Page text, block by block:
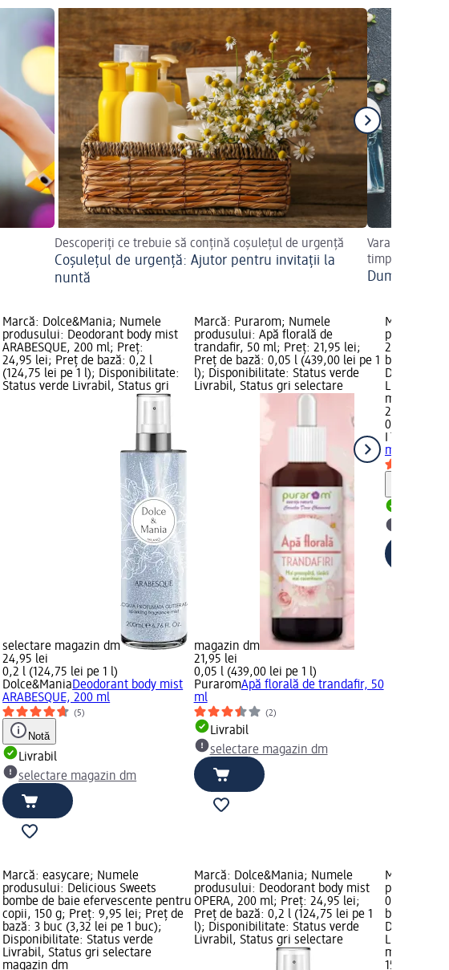
Descoperiți ce trebuie să conțină coșulețul de urgență
Coșulețul de urgență: Ajutor pentru invitații la
nuntă
Vara a venit
timpul să
Marcă: Dolce&Mania; Numele
produsului: Deodorant body mist
ARABESQUE, 200 ml; Preț:
24,95 lei; Preț de bază: 0,2 l
(124,75 lei pe 1 l); Disponibilitate:
Status verde Livrabil, Status gri
selectare magazin dm
24,95 lei
0,2 l (124,75 lei pe 1 l)
Dolce&ManiaDeodorant body mist
ARABESQUE, 200 ml
(5)
Notă
Livrabil
selectare magazin dm
Marcă: Purarom; Numele
produsului: Apă florală de
trandafir, 50 ml; Preț: 21,95 lei;
Preț de bază: 0,05 l (439,00 lei pe 1
l); Disponibilitate: Status verde
Livrabil, Status gri selectare
magazin dm
21,95 lei
0,05 l (439,00 lei pe 1 l)
PuraromApă florală de trandafir, 50
ml
(2)
Livrabil
selectare magazin dm
Marcă:
produsului:
200 ml;
bază: 0,2 l
Livrabil,
magazin
26,45 lei
0,2 l
ml
Marcă: easycare; Numele
produsului: Delicious Sweets
bombe de baie efervescente pentru
copii, 150 g; Preț: 9,95 lei; Preț de
bază: 3 buc (3,32 lei pe 1 buc);
Disponibilitate: Status verde
Livrabil, Status gri selectare
magazin dm
Marcă: Dolce&Mania; Numele
produsului: Deodorant body mist
OPERA, 200 ml; Preț: 24,95 lei;
Preț de bază: 0,2 l (124,75 lei pe 1
l); Disponibilitate: Status verde
Livrabil, Status gri selectare
Marcă:
produsului:
01, 4 ml;
bază: 1 buc
Livrabil,
magazin
15,50 lei